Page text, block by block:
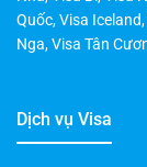
Visa Anh
Visa Hàn Quốc